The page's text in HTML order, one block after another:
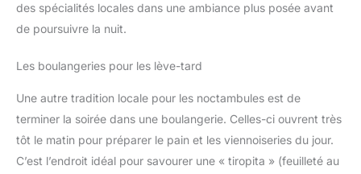
des spécialités locales dans une ambiance plus posée avant
de poursuivre la nuit.
Les boulangeries pour les lève-tard
Une autre tradition locale pour les noctambules est de
terminer la soirée dans une boulangerie. Celles-ci ouvrent très
tôt le matin pour préparer le pain et les viennoiseries du jour.
C’est l’endroit idéal pour savourer une « tiropita » (feuilleté au